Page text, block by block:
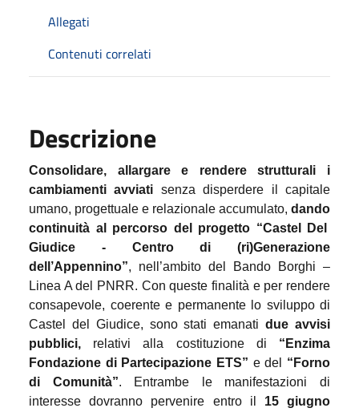
Allegati
Contenuti correlati
Descrizione
Consolidare, allargare e rendere strutturali i
cambiamenti avviati senza disperdere il capitale
umano, progettuale e relazionale accumulato, dando
continuità al percorso del progetto “Castel Del
Giudice - Centro di (ri)Generazione
dell’Appennino”, nell’ambito del Bando Borghi –
Linea A del PNRR. Con queste finalità e per rendere
consapevole, coerente e permanente lo sviluppo di
Castel del Giudice, sono stati emanatidue avvisi
pubblici, relativi alla costituzione di “Enzima
Fondazione di Partecipazione ETS” e del “Forno
di Comunità”. Entrambe le manifestazioni di
interesse dovranno pervenire entro il
15 giugno